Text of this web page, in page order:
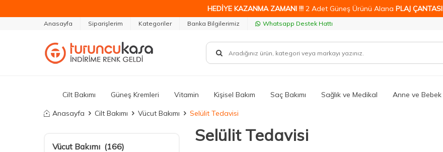
HEDİYE KAZANMA ZAMANI !!! 2 Adet Güneş Ürünü Alana PLAJ ÇANTASI
Anasayfa Siparişlerim Kategoriler Banka Bilgilerimiz Whatsapp Destek Hattı
Cilt Bakımı Güneş Kremleri Vitamin Kişisel Bakım Saç Bakımı Sağlık ve Medikal Anne ve Bebek
Anasayfa Cilt Bakımı Vücut Bakımı Selülit Tedavisi
Vücut Bakımı (166)
Selülit Tedavisi